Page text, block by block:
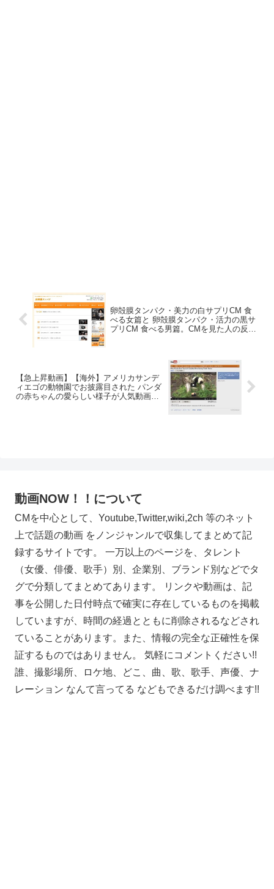
卵殻膜タンパク・美力の白サプリCM 食
べる女篇と 卵殻膜タンパク・活力の黒サ
プリCM 食べる男篇。CMを見た人の反応
【急上昇動画】【海外】アメリカサンデ
ィエゴの動物園でお披露目された パンダ
の赤ちゃんの愛らしい様子が人気動画
動画NOW！！について
CMを中心として、Youtube,Twitter,wiki,2ch 等のネット
上で話題の動画 をノンジャンルで収集してまとめて記
録するサイトです。 一万以上のページを、タレント
（女優、俳優、歌手）別、企業別、ブランド別などでタ
グで分類してまとめてあります。 リンクや動画は、記
事を公開した日付時点で確実に存在しているものを掲載
していますが、時間の経過とともに削除されるなどされ
ていることがあります。また、情報の完全な正確性を保
証するものではありません。 気軽にコメントください!!
誰、撮影場所、ロケ地、どこ、曲、歌、歌手、声優、ナ
レーション なんて言ってる などもできるだけ調べます!!